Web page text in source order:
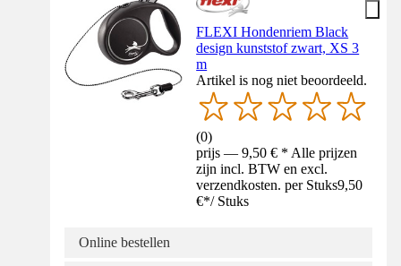
FLEXI Hondenriem Black
design kunststof zwart, XS 3
m
Artikel is nog niet beoordeeld.
(0)
prijs — 9,50 € * Alle prijzen
zijn incl. BTW en excl.
verzendkosten. per Stuks9,50
€*/ Stuks
Online bestellen